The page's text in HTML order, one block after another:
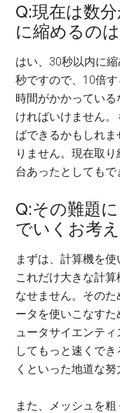
Q:現在は数
に縮めるの
はい、30秒以内に
秒ですので、10倍
時間がかかってい
ければいけません
ばできるかもしれ
りません。現在取
台あったとしてもで
Q:その難題
でいくお考
まずは、計算機を
これだけ大きな計
なせません。その
ータを使いこなす
ュータサイエンテ
してもっと速くで
くといった地道な努
また、メッシュを